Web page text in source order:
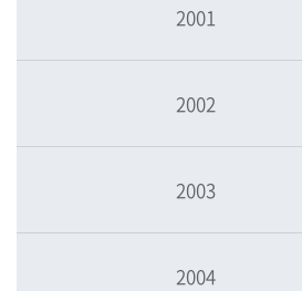
2001
2002
2003
2004